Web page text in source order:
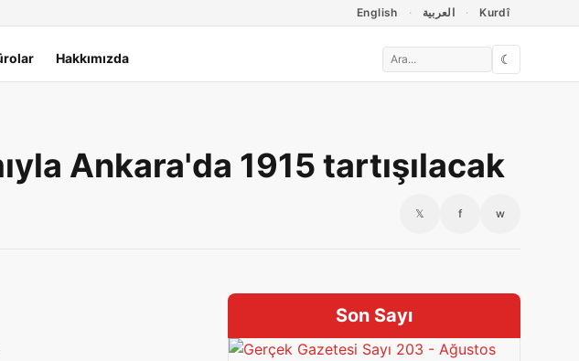
English العربية Kurdî
Hakkımızda ☾
Ankara'da 1915 tartışılacak
𝕏 f w
Son Sayı